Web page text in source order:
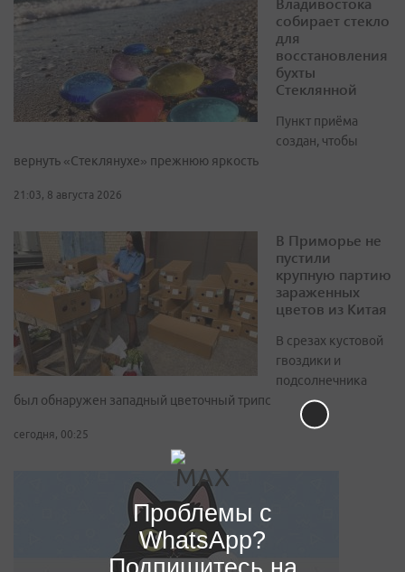
собирает стекло
для
восстановления
бухты
Стеклянной
Пункт приёма
создан, чтобы
вернуть «Стеклянухе» прежнюю яркость
21:03, 8 августа 2026
В Приморье не
пустили
крупную партию
зараженных
цветов из Китая
В срезах кустовой
гвоздики и
подсолнечника
был обнаружен западный цветочный трипс
сегодня, 00:25
Проблемы с
WhatsApp?
Подпишитесь на